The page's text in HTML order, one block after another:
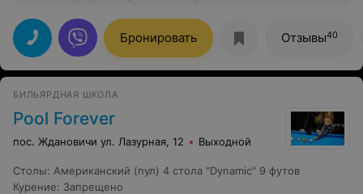
справляются хорошо, замечательный персонал
,бармен и официанты, что не могу отметить это
вкусный кофе, всем советую посетить это заведение!
Бронировать Отзывы40
БИЛЬЯРДНАЯ ШКОЛА
Pool Forever
пос. Ждановичи ул. Лазурная, 12 Выходной
Столы: Американский (пул) 4 стола "Dynamic" 9 футов
Курение: Запрещено